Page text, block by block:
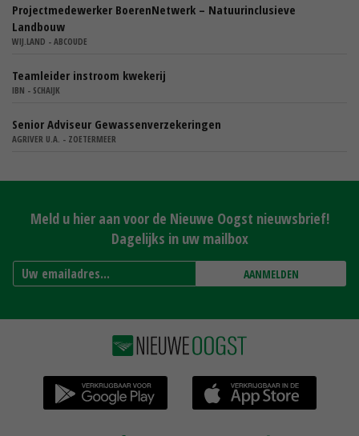
Projectmedewerker BoerenNetwerk – Natuurinclusieve
Landbouw
WIJ.LAND - ABCOUDE
Teamleider instroom kwekerij
IBN - SCHAIJK
Senior Adviseur Gewassenverzekeringen
AGRIVER U.A. - ZOETERMEER
Meld u hier aan voor de Nieuwe Oogst nieuwsbrief!
Dagelijks in uw mailbox
AANMELDEN